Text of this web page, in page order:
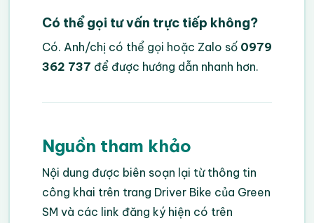
Có thể gọi tư vấn trực tiếp không?
Có. Anh/chị có thể gọi hoặc Zalo số 0979
362 737 để được hướng dẫn nhanh hơn.
Nguồn tham khảo
Nội dung được biên soạn lại từ thông tin
công khai trên trang Driver Bike của Green
SM và các link đăng ký hiện có trên